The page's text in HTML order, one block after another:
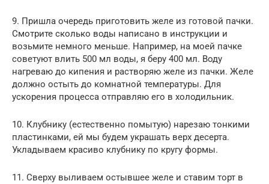
9. Пришла очередь приготовить желе из готовой пачки.
Смотрите сколько воды написано в инструкции и
возьмите немного меньше. Например, на моей пачке
советуют влить 500 мл воды, я беру 400 мл. Воду
нагреваю до кипения и растворяю желе из пачки. Желе
должно остыть до комнатной температуры. Для
ускорения процесса отправляю его в холодильник.
10. Клубнику (естественно помытую) нарезаю тонкими
пластинками, ей мы будем украшать верх десерта.
Укладываем красиво клубнику по кругу формы.
11. Сверху выливаем остывшее желе и ставим торт в